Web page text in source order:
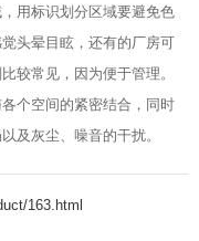
用标识划分区域要避免色
头晕目眩，还有的厂房可
较常见，因为便于管理。
个空间的紧密结合，同时
及灰尘、噪音的干扰。
163.html